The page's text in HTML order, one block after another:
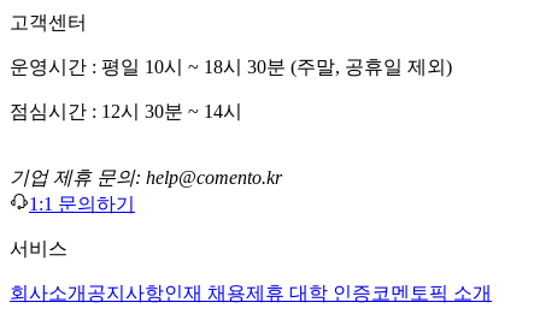
고객센터
운영시간 : 평일 10시 ~ 18시 30분 (주말, 공휴일 제외)
점심시간 : 12시 30분 ~ 14시
기업 제휴 문의: help@comento.kr
1:1 문의하기
서비스
회사소개 공지사항인재 채용제휴 대학 인증코멘토픽 소개